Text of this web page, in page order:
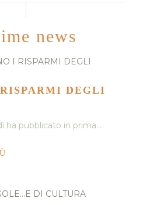
news
DEGLI
ha pubblicato in prima…